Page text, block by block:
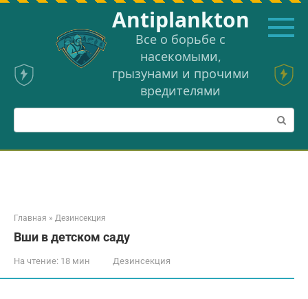
Перейти
Аntiplankton
Все о борьбе с
насекомыми,
грызунами и прочими
вредителями
Поиск:
Главная » Дезинсекция
Вши в детском саду
На чтение: 18 мин Дезинсекция